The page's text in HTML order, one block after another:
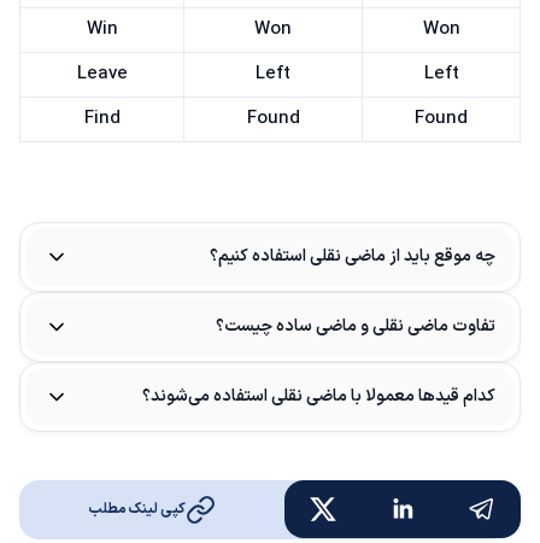
Won
Won
Win
Left
Left
Leave
Found
Found
Find
چه موقع باید از ماضی نقلی استفاده کنیم؟
تفاوت ماضی نقلی و ماضی ساده چیست؟
کدام قیدها معمولا با ماضی نقلی استفاده می‌شوند؟
کپی لینک مطلب